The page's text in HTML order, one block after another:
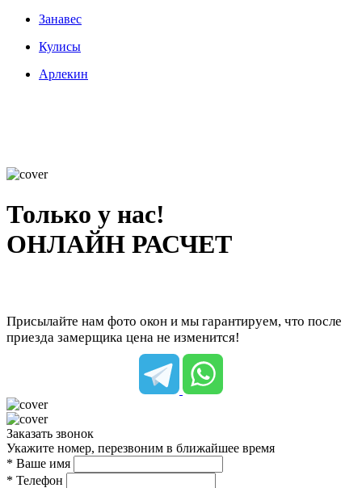
Занавес
Кулисы
Арлекин
Только у нас!
ОНЛАЙН РАСЧЕТ
Присылайте нам фото окон и мы гарантируем, что после
приезда замерщика цена не изменится!
Заказать звонок
Укажите номер, перезвоним в ближайшее время
* Ваше имя
* Телефон